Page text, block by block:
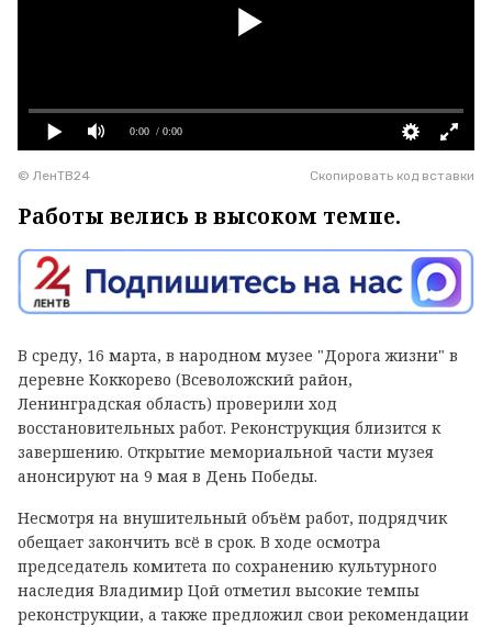
0:00 / 0:00
Скопировать код вставки
© ЛенТВ24
Работы велись в высоком темпе.
В среду, 16 марта, в народном музее "Дорога жизни" в
деревне Коккорево (Всеволожский район,
Ленинградская область) проверили ход
восстановительных работ. Реконструкция близится к
завершению. Открытие мемориальной части музея
анонсируют на 9 мая в День Победы.
Несмотря на внушительный объём работ, подрядчик
обещает закончить всё в срок. В ходе осмотра
председатель комитета по сохранению культурного
наследия Владимир Цой отметил высокие темпы
реконструкции, а также предложил свои рекомендации